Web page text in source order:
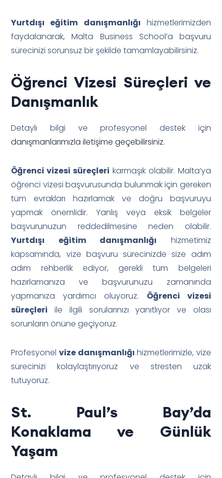
Yurtdışı eğitim danışmanlığı hizmetlerimizden
faydalanarak, Malta Business School’a başvuru
sürecinizi sorunsuz bir şekilde tamamlayabilirsiniz.
Öğrenci Vizesi Süreçleri ve
Danışmanlık
Detaylı bilgi ve profesyonel destek için
danışmanlarımızla iletişime geçebilirsiniz.
Öğrenci vizesi süreçleri karmaşık olabilir. Malta’ya
öğrenci vizesi başvurusunda bulunmak için gereken
tüm evrakları hazırlamak ve doğru başvuruyu
yapmak önemlidir. Yanlış veya eksik belgeler
başvurunuzun reddedilmesine neden olabilir.
Yurtdışı eğitim danışmanlığı hizmetimiz
kapsamında, vize başvuru sürecinizde size adım
adım rehberlik ediyor, gerekli tüm belgeleri
hazırlamanıza ve başvurunuzu zamanında
yapmanıza yardımcı oluyoruz. Öğrenci vizesi
süreçleri ile ilgili sorularınızı yanıtlıyor ve olası
sorunların önüne geçiyoruz.
Profesyonel vize danışmanlığı hizmetlerimizle, vize
sürecinizi kolaylaştırıyoruz ve stresten uzak
tutuyoruz.
St. Paul’s Bay’da
Konaklama ve Günlük
Yaşam